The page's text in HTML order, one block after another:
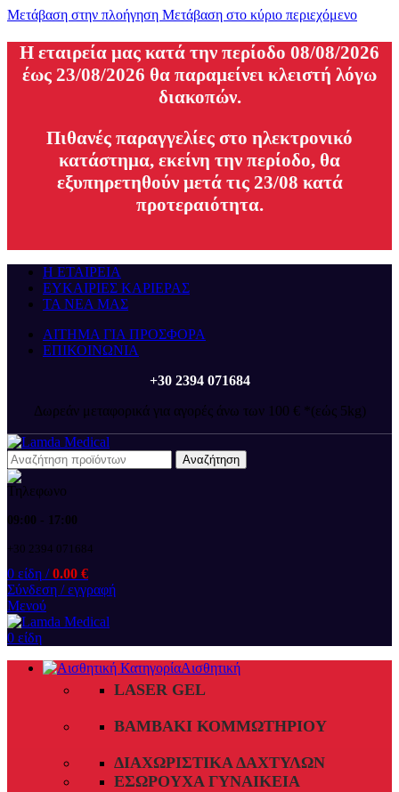
Μετάβαση στην πλοήγηση Μετάβαση στο κύριο περιεχόμενο
H εταιρεία μας κατά την περίοδο 08/08/2026
έως 23/08/2026 θα παραμείνει κλειστή λόγω
διακοπών.
Πιθανές παραγγελίες στο ηλεκτρονικό
κατάστημα, εκείνη την περίοδο, θα
εξυπηρετηθούν μετά τις 23/08 κατά
προτεραιότητα.
Η ΕΤΑΙΡΕΙΑ
ΕΥΚΑΙΡΙΕΣ ΚΑΡΙΕΡΑΣ
ΤΑ ΝΕΑ ΜΑΣ
ΑΙΤΗΜΑ ΓΙΑ ΠΡΟΣΦΟΡΑ
ΕΠΙΚΟΙΝΩΝΙΑ
+30 2394 071684
Δωρεάν μεταφορικά για αγορές άνω των 100 € *(εώς 5kg)
Αναζήτηση
09:00 - 17:00
+30 2394 071684
0 είδη / 0.00 €
Σύνδεση / εγγραφή
Μενού
0 είδη
Αισθητική
LASER GEL
ΒΑΜΒΆΚΙ ΚΟΜΜΩΤΗΡΊΟΥ
ΔΙΑΧΩΡΙΣΤΙΚΆ ΔΑΧΤΎΛΩΝ
ΕΣΏΡΟΥΧΑ ΓΥΝΑΙΚΕΊΑ